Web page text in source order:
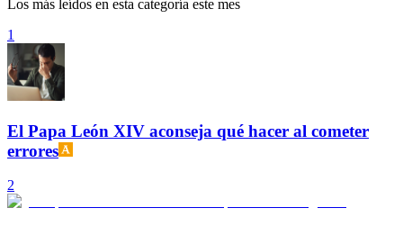
Los más leídos en esta categoría este mes
1
El Papa León XIV aconseja qué hacer al cometer
errores
2